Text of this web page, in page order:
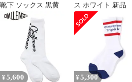
靴下 ソックス 黒黄
ス ホワイト 新品
¥ 5,600 ¥ 5,300